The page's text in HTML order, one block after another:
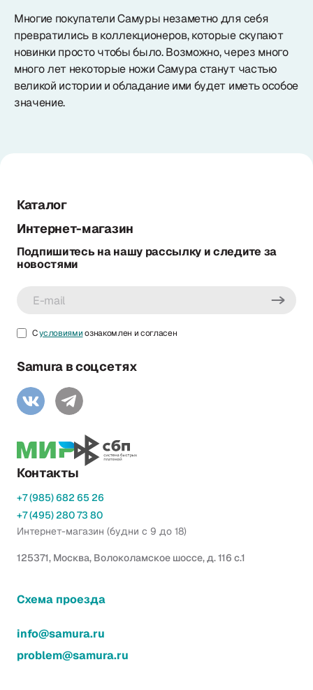
Многие покупатели Самуры незаметно для себя
превратились в коллекционеров, которые скупают
новинки просто чтобы было. Возможно, через много
много лет некоторые ножи Самура станут частью
великой истории и обладание ими будет иметь особое
значение.
Каталог
Интернет-магазин
Подпишитесь на нашу рассылку и следите за
новостями
Сусловиямиознакомлен и согласен
Samura в соцсетях
Контакты
+7 (985) 682 65 26
+7 (495) 280 73 80
Интернет-магазин (будни с 9 до 18)
125371, Москва, Волоколамское шоссе, д. 116 с.1
Схема проезда
info@samura.ru
problem@samura.ru